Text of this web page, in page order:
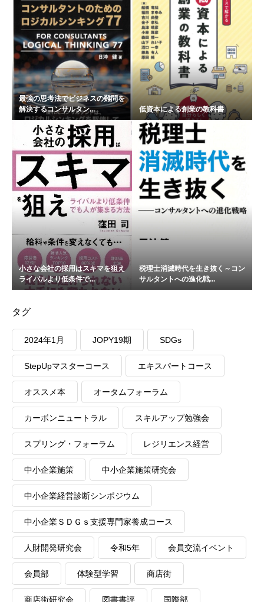
最強の思考法でビジネスの難問を
解決するコンサルタン...
低資本による創業の教科書
小さな会社の採用はスキマを狙え
ライバルより低条件で...
税理士消滅時代を生き抜く～コン
サルタントへの進化戦...
タグ
2024年1月 JOPY19期 SDGs
StepUpマスターコース エキスパートコース
オススメ本 オータムフォーラム
カーボンニュートラル スキルアップ勉強会
スプリング・フォーラム レジリエンス経営
中小企業施策 中小企業施策研究会
中小企業経営診断シンポジウム
中小企業ＳＤＧｓ支援専門家養成コース
人財開発研究会 令和5年 会員交流イベント
会員部 体験型学習 商店街
商店街研究会 図書書評 国際部